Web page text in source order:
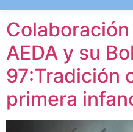
AEDA y su
97:Tradición
primera